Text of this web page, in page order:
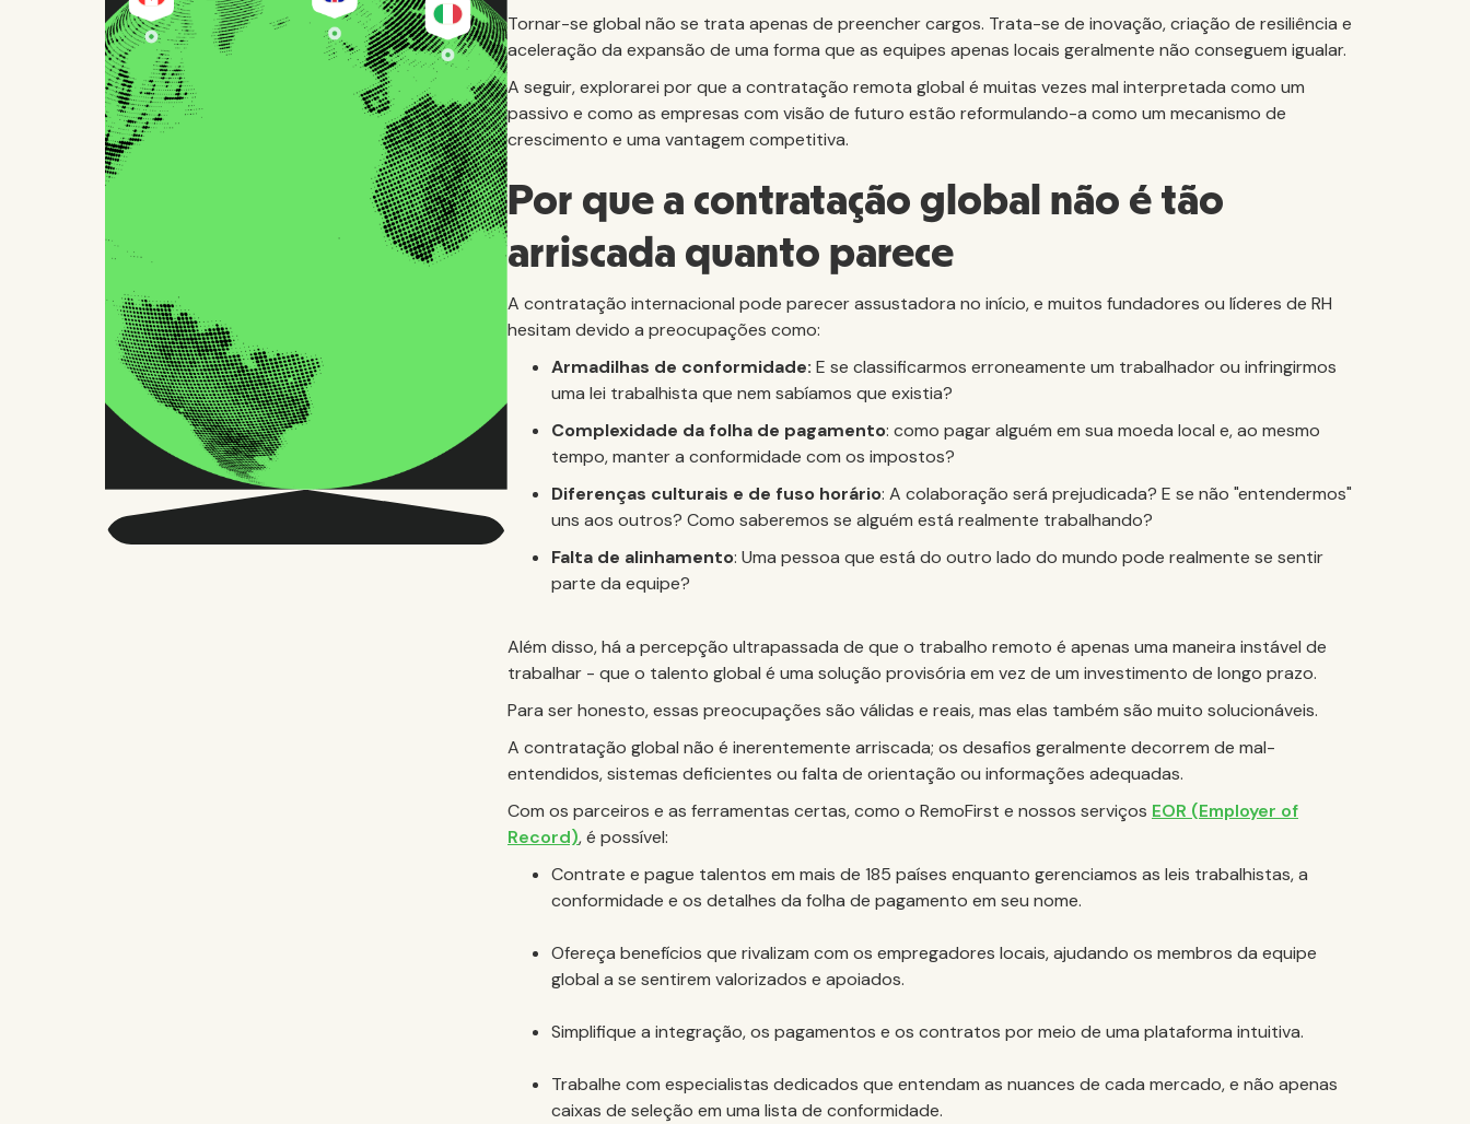
Tornar-se global não se trata apenas de preencher cargos. Trata-se de inovação, criação de resiliência e
aceleração da expansão de uma forma que as equipes apenas locais geralmente não conseguem igualar.
A seguir, explorarei por que a contratação remota global é muitas vezes mal interpretada como um
passivo e como as empresas com visão de futuro estão reformulando-a como um mecanismo de
crescimento e uma vantagem competitiva.
Por que a contratação global não é tão
arriscada quanto parece
A contratação internacional pode parecer assustadora no início, e muitos fundadores ou líderes de RH
hesitam devido a preocupações como:
Armadilhas de conformidade: E se classificarmos erroneamente um trabalhador ou infringirmos
uma lei trabalhista que nem sabíamos que existia?
Complexidade da folha de pagamento: como pagar alguém em sua moeda local e, ao mesmo
tempo, manter a conformidade com os impostos?
Diferenças culturais e de fuso horário: A colaboração será prejudicada? E se não "entendermos"
uns aos outros? Como saberemos se alguém está realmente trabalhando?
Falta de alinhamento: Uma pessoa que está do outro lado do mundo pode realmente se sentir
parte da equipe?
Além disso, há a percepção ultrapassada de que o trabalho remoto é apenas uma maneira instável de
trabalhar - que o talento global é uma solução provisória em vez de um investimento de longo prazo.
Para ser honesto, essas preocupações são válidas e reais, mas elas também são muito solucionáveis.
A contratação global não é inerentemente arriscada; os desafios geralmente decorrem de mal-
entendidos, sistemas deficientes ou falta de orientação ou informações adequadas.
Com os parceiros e as ferramentas certas, como o RemoFirst e nossos serviços EOR (Employer of
Record), é possível:
Contrate e pague talentos em mais de 185 países enquanto gerenciamos as leis trabalhistas, a
conformidade e os detalhes da folha de pagamento em seu nome.
Ofereça benefícios que rivalizam com os empregadores locais, ajudando os membros da equipe
global a se sentirem valorizados e apoiados.
Simplifique a integração, os pagamentos e os contratos por meio de uma plataforma intuitiva.
Trabalhe com especialistas dedicados que entendam as nuances de cada mercado, e não apenas
caixas de seleção em uma lista de conformidade.